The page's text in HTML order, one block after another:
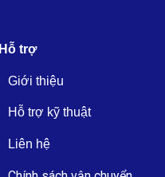
Hỗ trợ
Giới thiệu
Hỗ trợ kỹ thuật
Liên hệ